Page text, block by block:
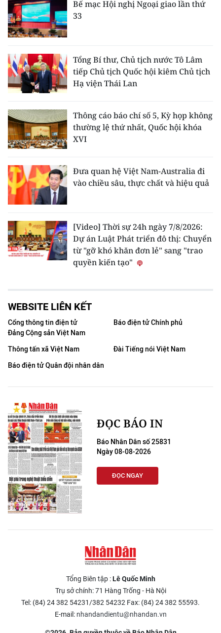
Bế mạc Hội nghị Ngoại giao lần thứ
33
Tổng Bí thư, Chủ tịch nước Tô Lâm
tiếp Chủ tịch Quốc hội kiêm Chủ tịch
Hạ viện Thái Lan
Thông cáo báo chí số 5, Kỳ họp không
thường lệ thứ nhất, Quốc hội khóa
XVI
Đưa quan hệ Việt Nam-Australia đi
vào chiều sâu, thực chất và hiệu quả
[Video] Thời sự 24h ngày 7/8/2026:
Dự án Luật Phát triển đô thị: Chuyển
từ "gỡ khó khăn đơn lẻ" sang "trao
quyền kiến tạo"
WEBSITE LIÊN KẾT
Cổng thông tin điện tử
Đảng Cộng sản Việt Nam
Báo điện tử Chính phủ
Thông tấn xã Việt Nam
Đài Tiếng nói Việt Nam
Báo điện tử Quân đội nhân dân
ĐỌC BÁO IN
Báo Nhân Dân số 25831
Ngày 08-08-2026
ĐỌC NGAY
Tổng Biên tập :Lê Quốc Minh
Trụ sở chính: 71 Hàng Trống - Hà Nội
Tel: (84) 24 382 54231/382 54232 Fax: (84) 24 382 55593.
E-mail: nhandandientu@nhandan.vn